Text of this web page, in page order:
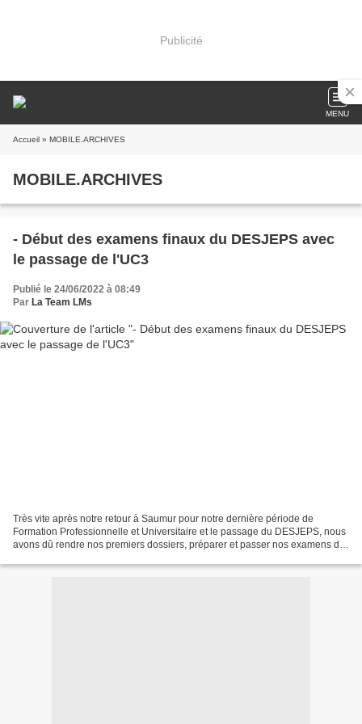
Publicité
MENU
Accueil » MOBILE.ARCHIVES
MOBILE.ARCHIVES
- Début des examens finaux du DESJEPS avec
le passage de l'UC3
Publié le 24/06/2022 à 08:49
Par La Team LMs
Très vite après notre retour à Saumur pour notre dernière période de
Formation Professionnelle et Universitaire et le passage du DESJEPS, nous
avons dû rendre nos premiers dossiers, préparer et passer nos examens de